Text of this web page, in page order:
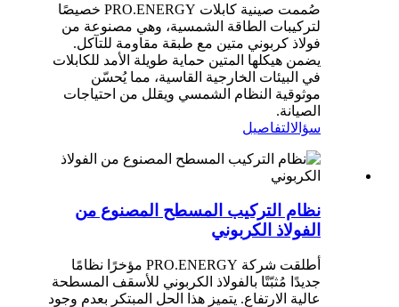
صُممت صينية كابلات PRO.ENERGY خصيصًا
لتركيبات الطاقة الشمسية، وهي مصنوعة من
فولاذ كربوني متين مع طبقة مقاومة للتآكل.
يضمن هيكلها المتين حماية طويلة الأمد للكابلات
في البيئات الخارجية القاسية، مما يُحسّن
موثوقية النظام الشمسي ويقلل من احتياجات
الصيانة.
سؤالالتفاصيل
نظام التركيب المسطح المصنوع من
الفولاذ الكربوني
أطلقت شركة PRO.ENERGY مؤخرًا نظامًا
جديدًا مُثبّتًا بالفولاذ الكربوني للأسقف المسطحة
عالية الارتفاع. يتميز هذا الحل المبتكر بعدم وجود